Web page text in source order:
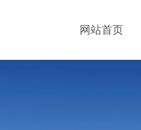
网站首页